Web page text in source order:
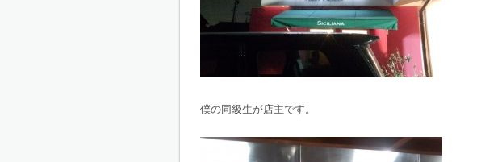
僕の同級生が店主です。